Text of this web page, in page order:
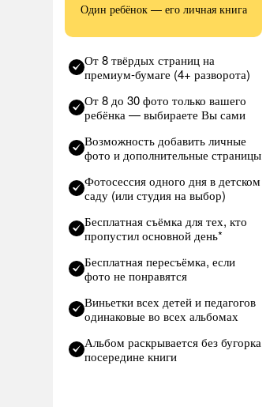
Один ребёнок — его личная книга
От 8 твёрдых страниц на
премиум-бумаге (4+ разворота)
От 8 до 30 фото только вашего
ребёнка — выбираете Вы сами
Возможность добавить личные
фото и дополнительные страницы
Фотосессия одного дня в детском
саду (или студия на выбор)
Бесплатная съёмка для тех, кто
пропустил основной день*
Бесплатная пересъёмка, если
фото не понравятся
Виньетки всех детей и педагогов
одинаковые во всех альбомах
Альбом раскрывается без бугорка
посередине книги